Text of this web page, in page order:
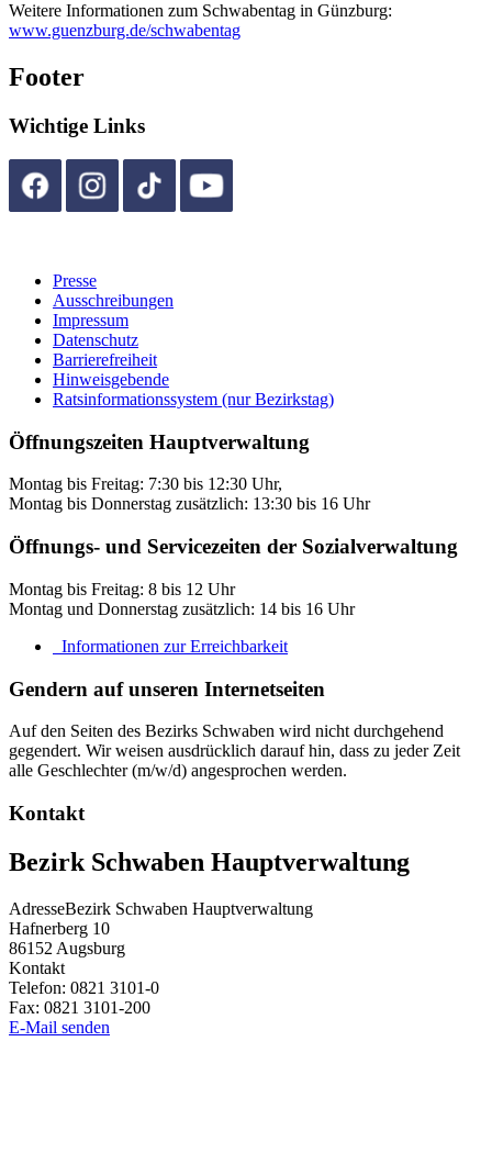
Weitere Informationen zum Schwabentag in Günzburg:
www.guenzburg.de/schwabentag
Footer
Wichtige Links
Presse
Ausschreibungen
Impressum
Datenschutz
Barrierefreiheit
Hinweisgebende
Ratsinformationssystem (nur Bezirkstag)
Öffnungszeiten Hauptverwaltung
Montag bis Freitag: 7:30 bis 12:30 Uhr,
Montag bis Donnerstag zusätzlich: 13:30 bis 16 Uhr
Öffnungs- und Servicezeiten der Sozialverwaltung
Montag bis Freitag: 8 bis 12 Uhr
Montag und Donnerstag zusätzlich: 14 bis 16 Uhr
Informationen zur Erreichbarkeit
Gendern auf unseren Internetseiten
Auf den Seiten des Bezirks Schwaben wird nicht durchgehend
gegendert. Wir weisen ausdrücklich darauf hin, dass zu jeder Zeit
alle Geschlechter (m/w/d) angesprochen werden.
Kontakt
Bezirk Schwaben Hauptverwaltung
AdresseBezirk Schwaben Hauptverwaltung
Hafnerberg 10
86152 Augsburg
Kontakt
Telefon: 0821 3101-0
Fax: 0821 3101-200
E-Mail senden